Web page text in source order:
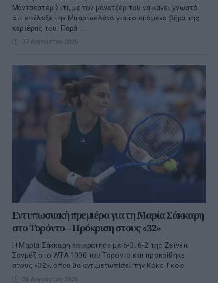
Μάντσεστερ Σίτι, με τον μάνατζέρ του να κάνει γνωστό
ότι επέλεξε την Μπαρτσελόνα για το επόμενο βήμα της
καριέρας του. Παρά ...
07 Αυγούστου 2026
Εντυπωσιακή πρεμιέρα για τη Μαρία Σάκκαρη
στο Τορόντο – Πρόκριση στους «32»
Η Μαρία Σάκκαρη επικράτησε με 6-3, 6-2 της Ζεϊνέπ
Σονμέζ στο WTA 1000 του Τορόντο και προκρίθηκε
στους «32», όπου θα αντιμετωπίσει την Κόκο Γκοφ.
06 Αυγούστου 2026